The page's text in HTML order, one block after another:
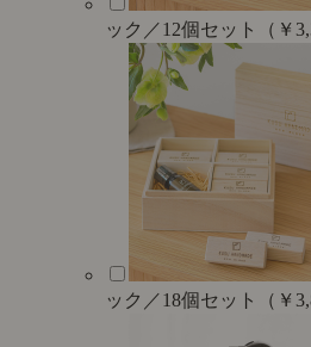
ック／12個セット（￥
ック／18個セット（￥